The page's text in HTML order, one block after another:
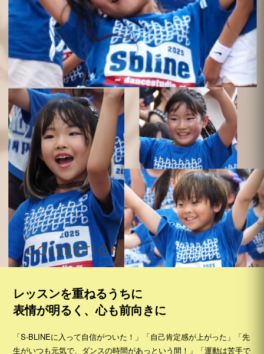
STUDIO
レッスンを重ねるうちに
表情が明るく、心も前向きに
「S-BLINEに入って自信がついた！」「自己肯定感が上がった」「先
生がいつも元気で、ダンスの時間があっという間！」「運動は苦手で